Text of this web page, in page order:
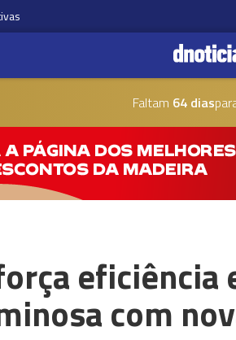
Faltam 64 dias
eficiência
com